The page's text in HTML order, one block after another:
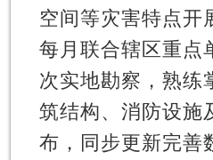
空间等灾害特点开
每月联合辖区重点
次实地勘察，熟练
筑结构、消防设施
布，同步更新完善